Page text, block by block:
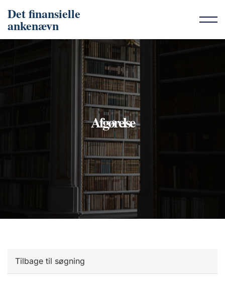
Det finansielle
ankenævn
Afgørelse
Tilbage til søgning